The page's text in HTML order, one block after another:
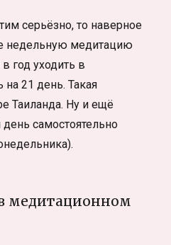
серьёзно, то наверное
недельную медитацию
год уходить в
21 день. Такая
Таиланда. Ну и ещё
самостоятельно
медитационном